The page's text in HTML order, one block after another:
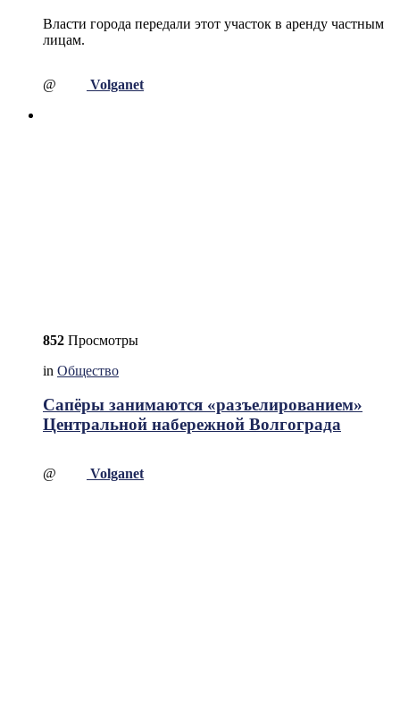
Власти города передали этот участок в аренду частным
лицам.
@ Volganet
852 Просмотры
in Общество
Сапёры занимаются «разъелированием»
Центральной набережной Волгограда
@ Volganet